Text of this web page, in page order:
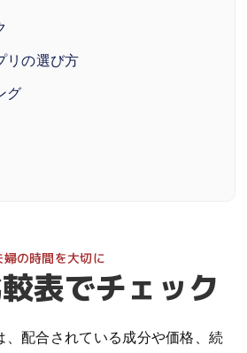
リの選び方
グ
表でチェック
配合されている成分や価格、続